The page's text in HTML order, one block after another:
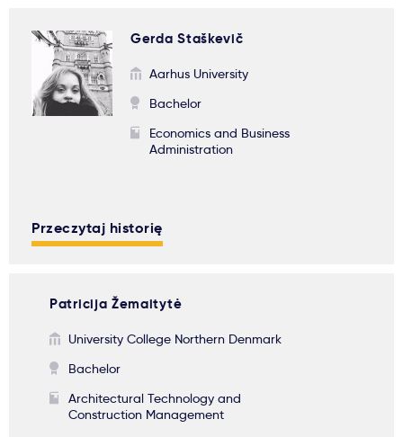
Gerda Staškevič
Aarhus University
Bachelor
Economics and Business
Administration
Przeczytaj historię
Patricija Žemaitytė
University College Northern Denmark
Bachelor
Architectural Technology and
Construction Management